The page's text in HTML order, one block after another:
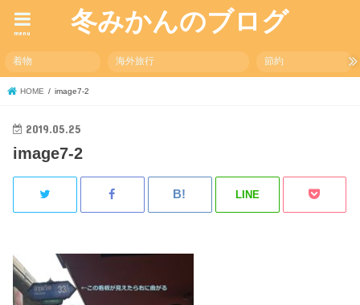
冬みかんのブログ
menu
着物 海外旅行 節約
HOME image7-2
2019.05.25
image7-2
LINE